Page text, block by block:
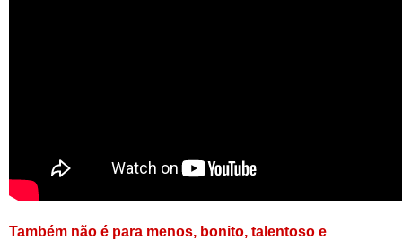
Também não é para menos, bonito, talentoso e